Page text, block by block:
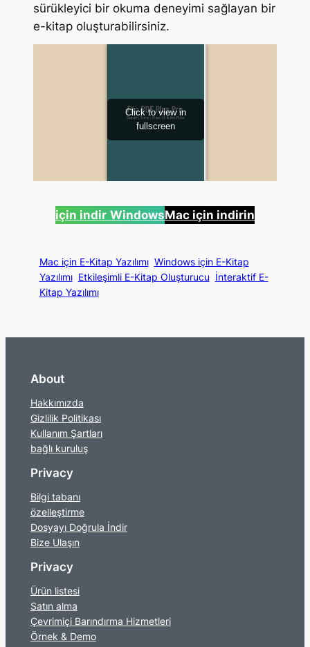
sürükleyici bir okuma deneyimi sağlayan bir
e-kitap oluşturabilirsiniz.
için indir WindowsMac için indirin
Mac için E-Kitap Yazılımı Windows için E-Kitap
Yazılımı Etkileşimli E-Kitap Oluşturucu İnteraktif E-
Kitap Yazılımı
About
Hakkımızda
Gizlilik Politikası
Kullanım Şartları
bağlı kuruluş
Privacy
Bilgi tabanı
özelleştirme
Dosyayı Doğrula İndir
Bize Ulaşın
Privacy
Ürün listesi
Satın alma
Çevrimiçi Barındırma Hizmetleri
Örnek & Demo